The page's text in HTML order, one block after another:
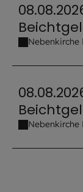
Nebenkirche